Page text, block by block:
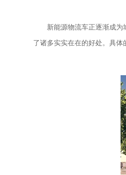
新能源物流车正逐渐成
了诸多实实在在的好处。具体